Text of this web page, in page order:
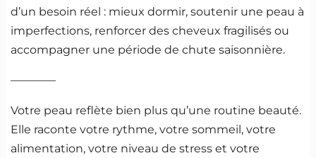
d’un besoin réel : mieux dormir, soutenir une peau à
imperfections, renforcer des cheveux fragilisés ou
accompagner une période de chute saisonnière.
————
Votre peau reflète bien plus qu’une routine beauté.
Elle raconte votre rythme, votre sommeil, votre
alimentation, votre niveau de stress et votre